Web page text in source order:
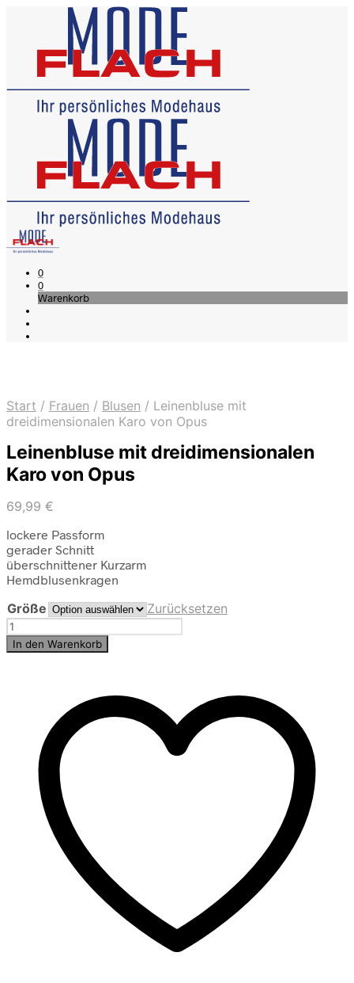
0
0
Warenkorb
Start / Frauen / Blusen / Leinenbluse mit
dreidimensionalen Karo von Opus
Leinenbluse mit dreidimensionalen
Karo von Opus
69,99 €
lockere Passform
gerader Schnitt
überschnittener Kurzarm
Hemdblusenkragen
Größe
Zurücksetzen
Leinenbluse
mit
dreidimensionalen
In den Warenkorb